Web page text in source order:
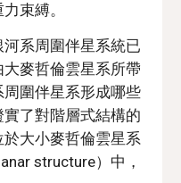
束縛。
系周圍伴星系統已
麥哲倫雲星系所帶
圍伴星系形成哪些
了對階層式結構的
大小麥哲倫雲星系
structure）中，